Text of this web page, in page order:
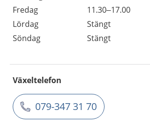
Fredag
11.30–17.00
Lördag
Stängt
Söndag
Stängt
Växeltelefon
079-347 31 70